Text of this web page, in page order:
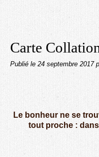
Carte
Publié le 24 septembre 2017
Le bonheur ne se
tout proche :